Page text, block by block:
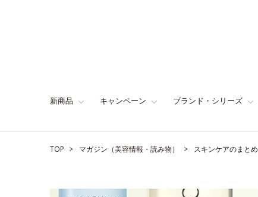
新商品 キャンペーン ブランド・シリーズ
TOP マガジン（美容情報・読み物） スキンケアのまとめ